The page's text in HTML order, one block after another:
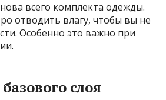
всего комплекта одежды.
отводить влагу, чтобы вы не
Особенно это важно при
слоя